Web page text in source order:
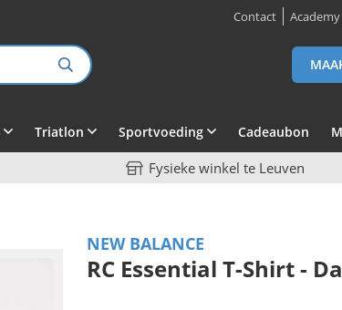
Contact Academy
Triatlon Sportvoeding Cadeaubon
Fysieke winkel te Leuven
NEW BALANCE
RC Essential T-Shirt -